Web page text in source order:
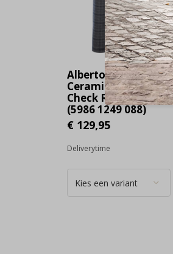
Alberto Chino Lou
Ceramica Soft
Check Ruit Grijs
(5986 1249 088)
€ 129,95
Deliverytime